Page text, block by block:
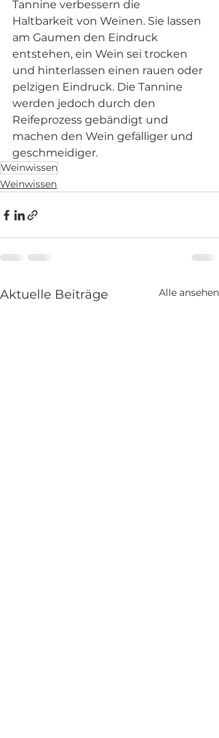
Tannine verbessern die
Haltbarkeit von Weinen. Sie lassen
am Gaumen den Eindruck
entstehen, ein Wein sei trocken
und hinterlassen einen rauen oder
pelzigen Eindruck. Die Tannine
werden jedoch durch den
Reifeprozess gebändigt und
machen den Wein gefälliger und
geschmeidiger.
Weinwissen
Weinwissen
Aktuelle Beiträge Alle ansehen